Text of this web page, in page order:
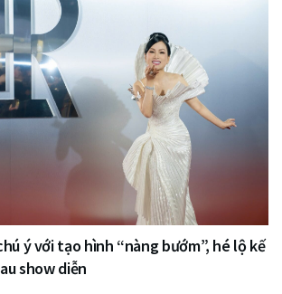
ý với tạo hình “nàng bướm”, hé lộ kế
show diễn